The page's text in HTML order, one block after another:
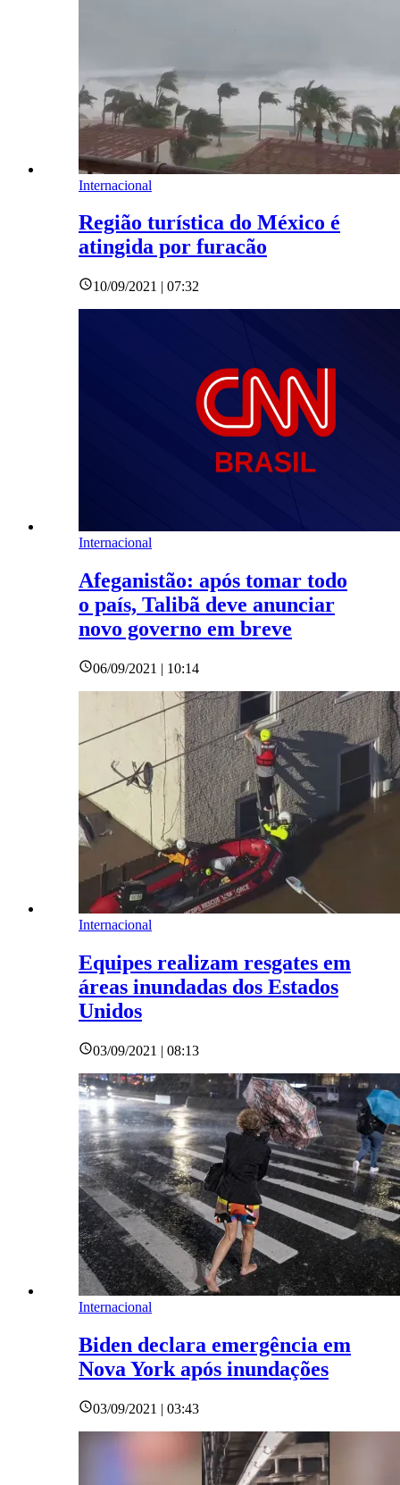
Internacional
Região turística do México é
atingida por furacão
10/09/2021 | 07:32
Internacional
Afeganistão: após tomar todo
o país, Talibã deve anunciar
novo governo em breve
06/09/2021 | 10:14
Internacional
Equipes realizam resgates em
áreas inundadas dos Estados
Unidos
03/09/2021 | 08:13
Internacional
Biden declara emergência em
Nova York após inundações
03/09/2021 | 03:43